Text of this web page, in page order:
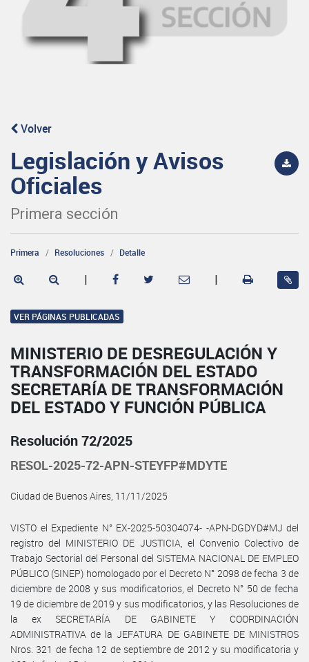
Volver
Legislación y Avisos
Oficiales
Primera sección
Primera Resoluciones Detalle
| |
VER PÁGINAS PUBLICADAS
MINISTERIO DE DESREGULACIÓN Y
TRANSFORMACIÓN DEL ESTADO
SECRETARÍA DE TRANSFORMACIÓN
DEL ESTADO Y FUNCIÓN PÚBLICA
Resolución 72/2025
RESOL-2025-72-APN-STEYFP#MDYTE
Ciudad de Buenos Aires, 11/11/2025
VISTO el Expediente N° EX-2025-50304074- -APN-DGDYD#MJ del
registro del MINISTERIO DE JUSTICIA, el Convenio Colectivo de
Trabajo Sectorial del Personal del SISTEMA NACIONAL DE EMPLEO
PÚBLICO (SINEP) homologado por el Decreto N° 2098 de fecha 3 de
diciembre de 2008 y sus modificatorios, el Decreto N° 50 de fecha
19 de diciembre de 2019 y sus modificatorios, y las Resoluciones de
la ex SECRETARÍA DE GABINETE Y COORDINACIÓN
ADMINISTRATIVA de la JEFATURA DE GABINETE DE MINISTROS
Nros. 321 de fecha 12 de septiembre de 2012 y su modificatoria y